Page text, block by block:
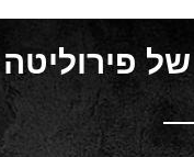
פירוליטה